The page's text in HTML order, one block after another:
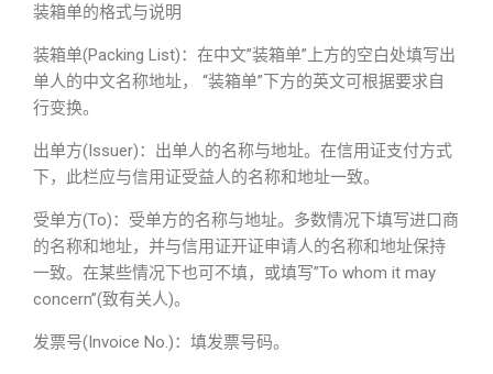
装箱单的格式与说明
装箱单(Packing List)：在中文”装箱单”上方的空白处填写出
单人的中文名称地址， “装箱单”下方的英文可根据要求自
行变换。
出单方(Issuer)：出单人的名称与地址。在信用证支付方式
下，此栏应与信用证受益人的名称和地址一致。
受单方(To)：受单方的名称与地址。多数情况下填写进口商
的名称和地址，并与信用证开证申请人的名称和地址保持
一致。在某些情况下也可不填，或填写”To whom it may
concern”(致有关人)。
发票号(Invoice No.)：填发票号码。